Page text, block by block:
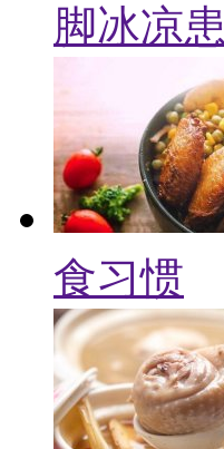
脚冰凉患
食习惯